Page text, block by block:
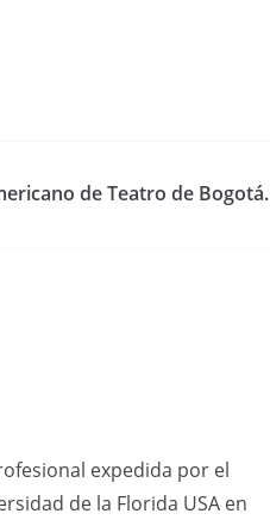
de Teatro de Bogotá.
expedida por el
de la Florida USA en